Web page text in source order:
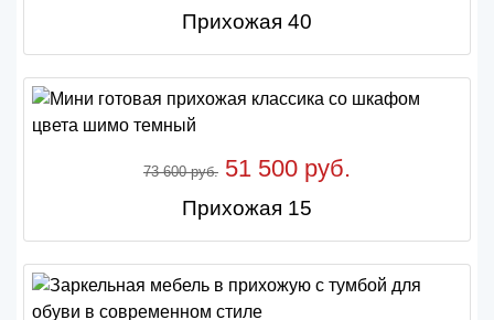
Прихожая 40
73 600 руб. 51 500 руб.
Прихожая 15